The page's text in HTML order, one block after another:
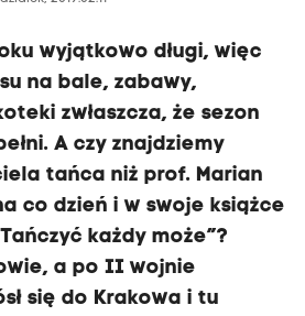
wyjątkowo długi, więc
na bale, zabawy,
zwłaszcza, że sezon
A czy znajdziemy
tańca niż prof. Marian
co dzień i w swoje książce
każdy może”?
a po II wojnie
się do Krakowa i tu